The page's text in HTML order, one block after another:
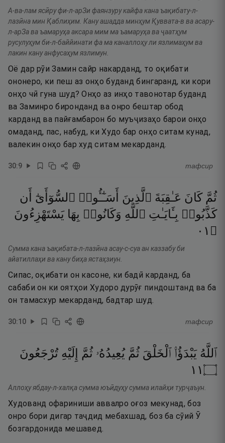
А-ва-лам ясӣру фи-л-арЗи фаянзуру кайфа кана ъақибату-л-
лазӣна мин Қаблиҳим. Кану ашадда минҳум Қуввата-в ва асару-
л-арЗа ва ъамаруҳа аксара мим ма ъамаруҳа ва ҷаатҳум
русулуҳум би-л-баййинати фа ма каналлоҳу ли язлимаҳум ва
лакин кану анфусаҳум язлимун.
Оё дар рӯи Замин сайр накарданд, то оқибати
ононеро, ки пеш аз онҳо буданд бингаранд, ки кори
онҳо чӣ гуна шуд? Онҳо аз инҳо тавонотар буданд
ва Заминро биронданд ва онро бештар обод
карданд ва пайғамбарон бо муъҷизаҳо барои онҳо
омаданд, пас, набуд, ки Худо бар онҳо ситам кунад,
валекин онҳо бар худ ситам мекарданд.
30:9 тафсир
ثُمَّ كَانَ عَـٰقِبَةَ ٱلَّذِينَ أَسَـٰٓـُٔوا۟ ٱلسُّوٓأَىٰٓ
أَن
كَذَّبُوا۟ بِـَٔايَـٰتِ ٱللَّهِ وَكَانُوا۟ بِهَا يَسْتَهْزِءُونَ
۝ ١٠
Сумма кана ъақибата-л-лазӣна асау-с-суа ан каззабу би
айатиллаҳи ва кану биҳа ястаҳзиун.
Сипас, оқибати он касоне, ки бадӣ карданд, ба
сабаби он ки оятҳои Худоро дурӯғ пиндоштанд ва ба
он тамасхур мекарданд, бадтар шуд.
30:10 тафсир
ٱللَّهُ يَبْدَؤُا۟ ٱلْخَلْقَ ثُمَّ يُعِيدُهُۥ ثُمَّ إِلَيْهِ تُرْجَعُونَ
۝١١
Аллоҳу ябдау-л-халқа сумма юъӣдуҳу сумма илайҳи турҷаъун.
Худованд офариниши аввалро оғоз мекунад, боз
онро бори дигар таҷдид мебахшад, боз ба сӯий Ӯ
бозгардонида мешавед.